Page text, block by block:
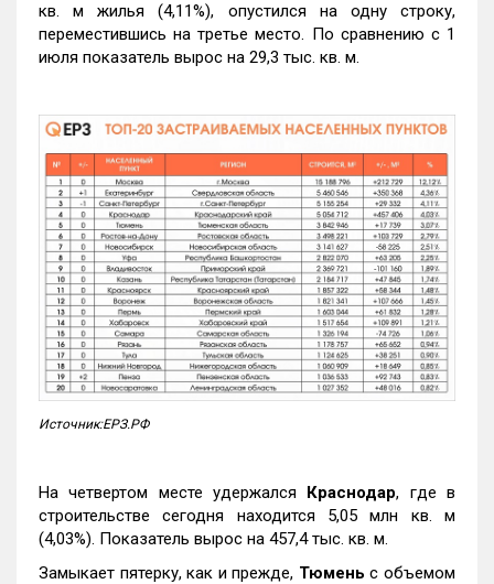
кв. м жилья (4,11%), опустился на одну строку,
переместившись на третье место. По сравнению с 1
июля показатель вырос на 29,3 тыс. кв. м.
Источник:ЕРЗ.РФ
На четвертом месте удержался Краснодар, где в
строительстве сегодня находится 5,05 млн кв. м
(4,03%). Показатель вырос на 457,4 тыс. кв. м.
Замыкает пятерку, как и прежде, Тюмень с объемом